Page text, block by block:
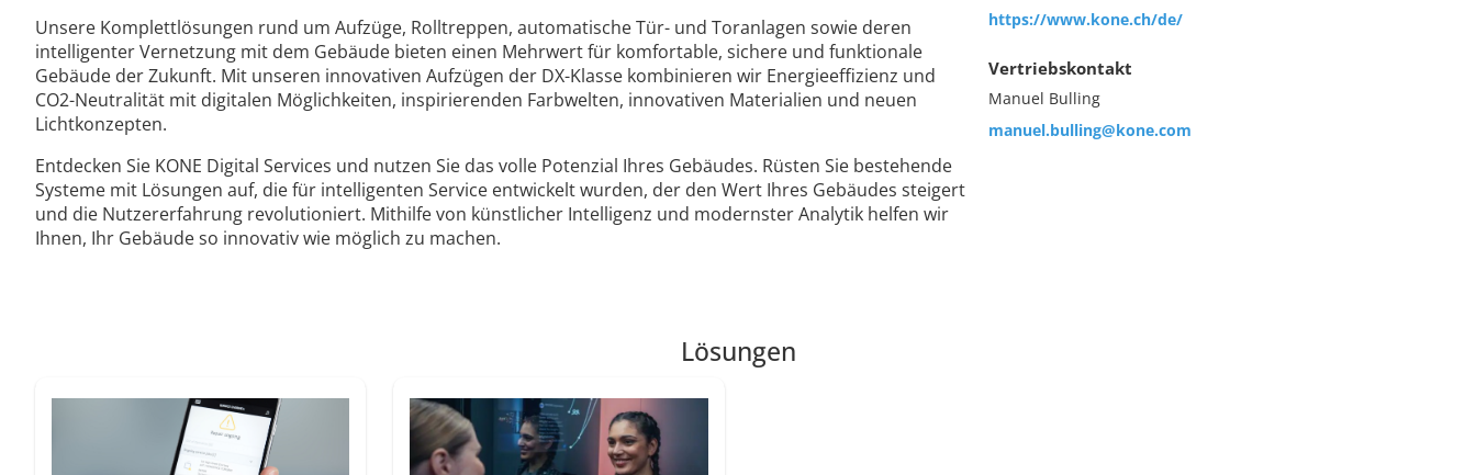
Unsere Komplettlösungen rund um Aufzüge, Rolltreppen, automatische Tür- und Toranlagen sowie deren
intelligenter Vernetzung mit dem Gebäude bieten einen Mehrwert für komfortable, sichere und funktionale
Gebäude der Zukunft. Mit unseren innovativen Aufzügen der DX-Klasse kombinieren wir Energieeffizienz und
CO2-Neutralität mit digitalen Möglichkeiten, inspirierenden Farbwelten, innovativen Materialien und neuen
Lichtkonzepten.
Entdecken Sie KONE Digital Services und nutzen Sie das volle Potenzial Ihres Gebäudes. Rüsten Sie bestehende
Systeme mit Lösungen auf, die für intelligenten Service entwickelt wurden, der den Wert Ihres Gebäudes steigert
und die Nutzererfahrung revolutioniert. Mithilfe von künstlicher Intelligenz und modernster Analytik helfen wir
Ihnen, Ihr Gebäude so innovativ wie möglich zu machen.
https://www.kone.ch/de/
Vertriebskontakt
Manuel Bulling
manuel.bulling@kone.com
Lösungen